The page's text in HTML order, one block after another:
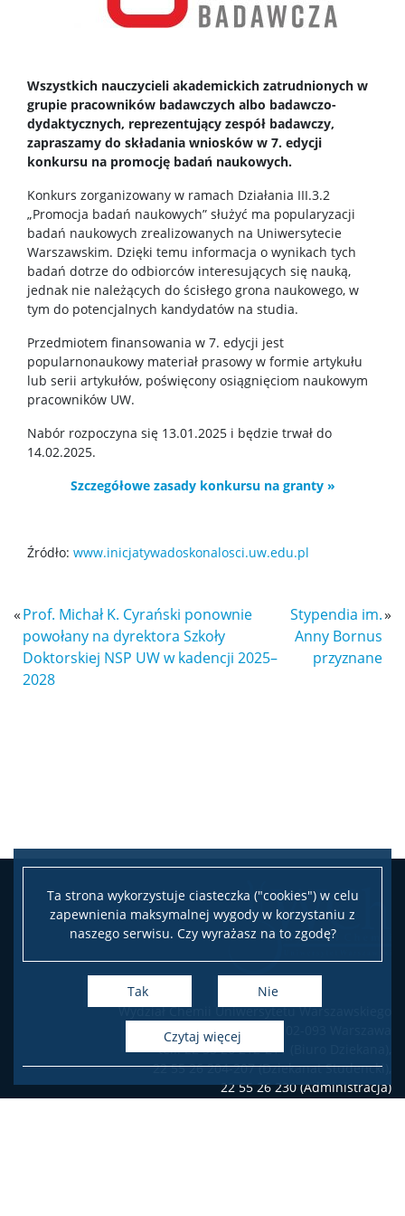
Ta strona wykorzystuje ciasteczka ("cookies") w celu
zapewnienia maksymalnej wygody w korzystaniu z
naszego serwisu. Czy wyrażasz na to zgodę?
Tak Nie
czytaj więcej
Studia podyplomowe
Dziekanat Studencki
Pełnomocniczka ds. osób ze specjalnymi
potrzebami edukacyjnymi
Sprawy socjalne/Stypendia
Samorząd Studencki
Praktyki Studenckie
Program ERASMUS+
Doktoranci
Szkoła Doktorska Nauk Ścisłych i Przyrodniczych
TRI-BIO-CHEM
RadFarm
Doktoraty wdrożeniowe
Wszystkich nauczycieli akademickich zatrudnionych w
grupie pracowników badawczych albo badawczo-
dydaktycznych, reprezentujący zespół badawczy,
zapraszamy do składania wniosków w 7. edycji
konkursu na promocję badań naukowych.
Konkurs zorganizowany w ramach Działania III.3.2
„Promocja badań naukowych” służyć ma popularyzacji
badań naukowych zrealizowanych na Uniwersytecie
Warszawskim. Dzięki temu informacja o wynikach tych
badań dotrze do odbiorców interesujących się nauką,
jednak nie należących do ścisłego grona naukowego, w
tym do potencjalnych kandydatów na studia.
Przedmiotem finansowania w 7. edycji jest
popularnonaukowy materiał prasowy w formie artykułu
lub serii artykułów, poświęcony osiągnięciom naukowym
pracowników UW.
Nabór rozpoczyna się 13.01.2025 i będzie trwał do
14.02.2025.
Szczegółowe zasady konkursu na granty »
Źródło: www.inicjatywadoskonalosci.uw.edu.pl
«Prof. Michał K. Cyrański ponownie
powołany na dyrektora Szkoły
Doktorskiej NSP UW w kadencji 2025–
2028
Stypendia im.
Anny Bornus
przyznane
»
Wydział Chemii Uniwersytetu Warszawskiego
ul. Pasteura 1, 02-093 Warszawa
tel.: 22 55 26 212-211 (Biuro Dziekana),
22 55 26 204-207 (Dziekanat Studencki),
22 55 26 230 (Administracja)